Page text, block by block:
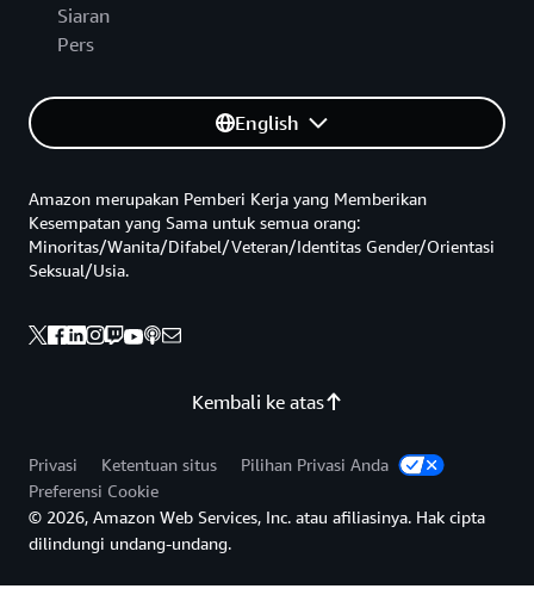
Siaran
Pers
English
Kembali ke atas
Amazon merupakan Pemberi Kerja yang Memberikan
Kesempatan yang Sama untuk semua orang:
Minoritas/Wanita/Difabel/Veteran/Identitas Gender/Orientasi
Seksual/Usia.
Privasi Ketentuan situs
Pilihan Privasi Anda
Preferensi Cookie
© 2026, Amazon Web Services, Inc. atau afiliasinya. Hak cipta
dilindungi undang-undang.